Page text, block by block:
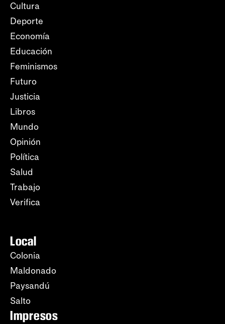
Cultura
Deporte
Economía
Educación
Feminismos
Futuro
Justicia
Libros
Mundo
Opinión
Política
Salud
Trabajo
Verifica
Local
Colonia
Maldonado
Paysandú
Salto
Impresos